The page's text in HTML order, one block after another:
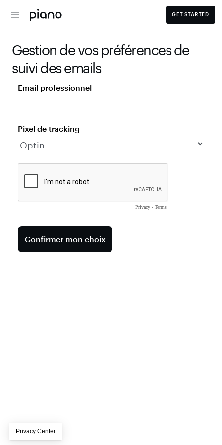
GET STARTED
Gestion de vos préférences de
suivi des emails